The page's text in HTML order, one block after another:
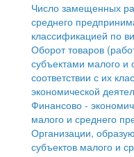
Социальная защита
Фотоальбом
Муниципальные услуги
Проекты
Антимонопольный
Противодействие
Информационная
среднего
Муниципальные
Контрольно-счетная
Персональные данные
Оценка
Число замещенных
среднего
классификацией по
Оборот товаров
субъектами малого и
соответствии с их
экономической
Финансово -
малого и среднего
Организации,
субъектов малого и